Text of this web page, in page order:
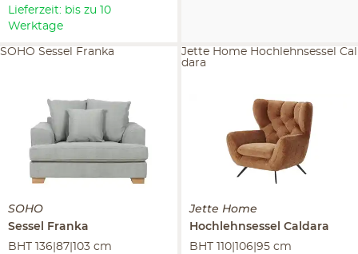
Lieferzeit: bis zu 10
Werktage
SOHO
Sessel
Franka
BHT 136|87|103 cm
SOHO Sessel Franka
Jette Home
Hochlehnsessel Caldara
BHT 110|106|95 cm
Jette Home Hochlehnsessel Cal
dara